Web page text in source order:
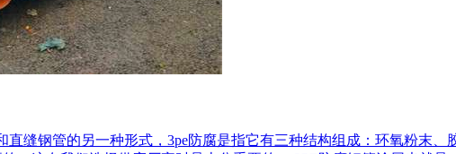
直缝钢管的另一种形式，3pe防腐是指它有三种结构组成：环氧粉末